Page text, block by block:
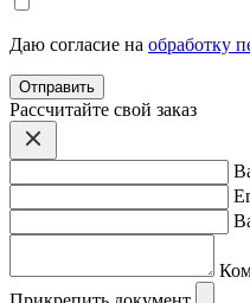
Даю согласие на обработку
Отправить
Расcчитайте свой заказ